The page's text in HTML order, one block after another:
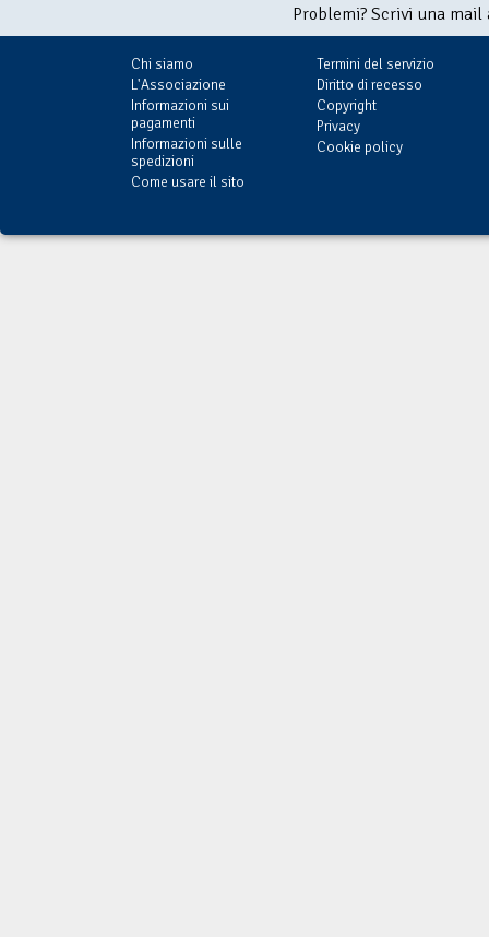
Problemi? Scrivi una
Chi siamo
L'Associazione
Informazioni sui
pagamenti
Informazioni sulle
spedizioni
Come usare il sito
Termini del servizio
Diritto di recesso
Copyright
Privacy
Cookie policy